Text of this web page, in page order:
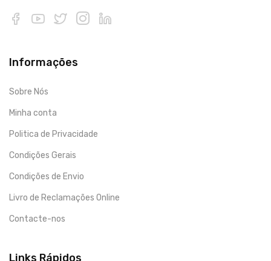
Informações
Sobre Nós
Minha conta
Politica de Privacidade
Condições Gerais
Condições de Envio
Livro de Reclamações Online
Contacte-nos
Links Rápidos